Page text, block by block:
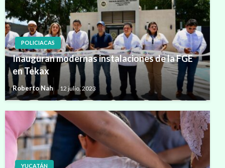
POLICIACAS
Inauguran modernas instalaciones de la FGE
en Tekax
Roberto Nah 12 julio, 2023
YUCATÁN